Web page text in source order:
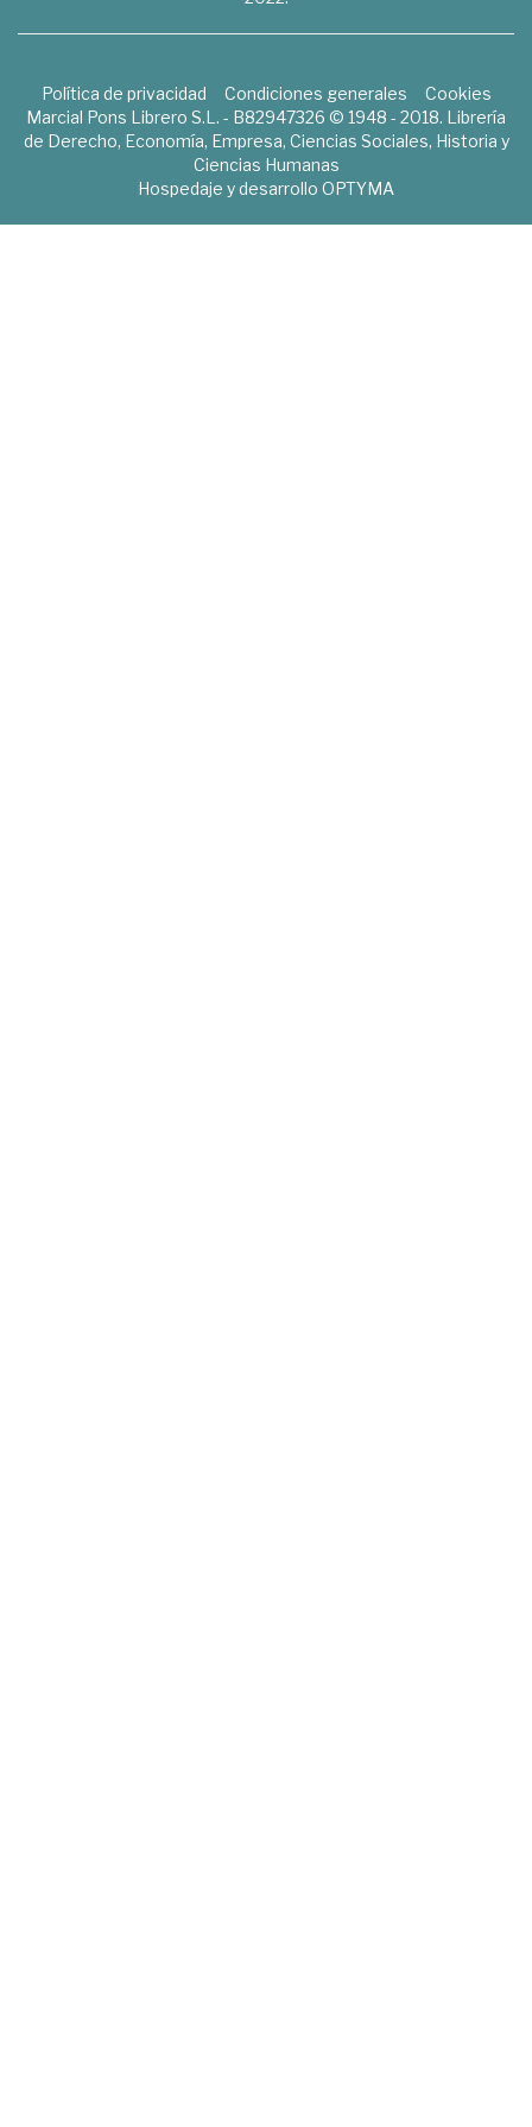
Política de privacidad Condiciones generales
Cookies
Marcial Pons Librero S.L. - B82947326 © 1948 - 2018. Librería
de Derecho, Economía, Empresa, Ciencias Sociales, Historia y
Ciencias Humanas
Hospedaje y desarrollo OPTYMA